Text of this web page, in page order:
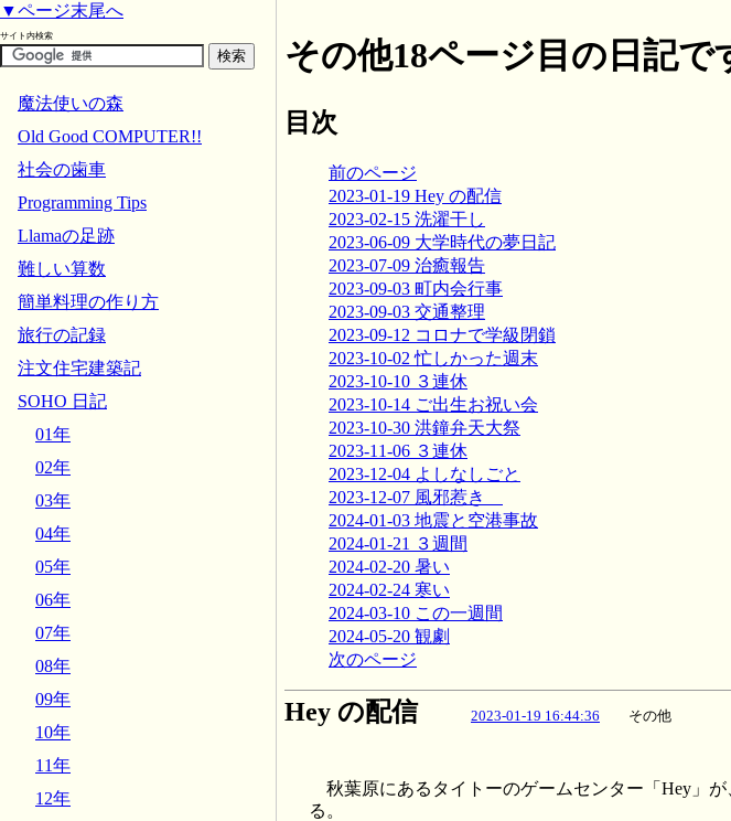
その他18ページ目の日記で
目次
前のページ
2023-01-19 Hey の配信
2023-02-15 洗濯干し
2023-06-09 大学時代の夢日記
2023-07-09 治癒報告
2023-09-03 町内会行事
2023-09-03 交通整理
2023-09-12 コロナで学級閉鎖
2023-10-02 忙しかった週末
2023-10-10 ３連休
2023-10-14 ご出生お祝い会
2023-10-30 洪鐘弁天大祭
2023-11-06 ３連休
2023-12-04 よしなしごと
2023-12-07 風邪惹き
2024-01-03 地震と空港事故
2024-01-21 ３週間
2024-02-20 暑い
2024-02-24 寒い
2024-03-10 この一週間
2024-05-20 観劇
次のページ
Hey の配信 2023-01-19 16:44:36 その他
秋葉原にあるタイトーのゲームセンター「Hey」
る。
▼ページ末尾へ
サイト内検索
魔法使いの森
Old Good COMPUTER!!
社会の歯車
Programming Tips
Llamaの足跡
難しい算数
簡単料理の作り方
旅行の記録
注文住宅建築記
SOHO 日記
01年
02年
03年
04年
05年
06年
07年
08年
09年
10年
11年
12年